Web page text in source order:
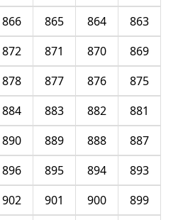
863
864
865
866
869
870
871
872
875
876
877
878
881
882
883
884
887
888
889
890
893
894
895
896
899
900
901
902